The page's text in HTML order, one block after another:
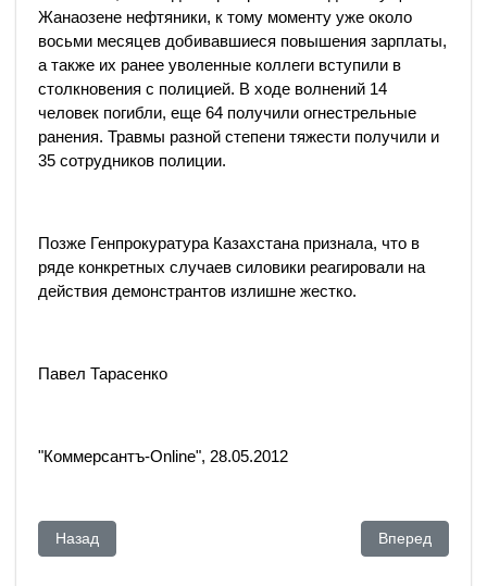
Жанаозене нефтяники, к тому моменту уже около
восьми месяцев добивавшиеся повышения зарплаты,
а также их ранее уволенные коллеги вступили в
столкновения с полицией. В ходе волнений 14
человек погибли, еще 64 получили огнестрельные
ранения. Травмы разной степени тяжести получили и
35 сотрудников полиции.
Позже Генпрокуратура Казахстана признала, что в
ряде конкретных случаев силовики реагировали на
действия демонстрантов излишне жестко.
Павел Тарасенко
"Коммерсантъ-Online", 28.05.2012
Предыдущий: Пытавшийся угнать самолет в Европе
Назад Следующий:
Вперед